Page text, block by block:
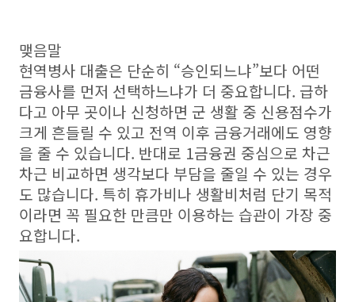
맺음말
현역병사 대출은 단순히 “승인되느냐”보다 어떤
금융사를 먼저 선택하느냐가 더 중요합니다. 급하
다고 아무 곳이나 신청하면 군 생활 중 신용점수가
크게 흔들릴 수 있고 전역 이후 금융거래에도 영향
을 줄 수 있습니다. 반대로 1금융권 중심으로 차근
차근 비교하면 생각보다 부담을 줄일 수 있는 경우
도 많습니다. 특히 휴가비나 생활비처럼 단기 목적
이라면 꼭 필요한 만큼만 이용하는 습관이 가장 중
요합니다.